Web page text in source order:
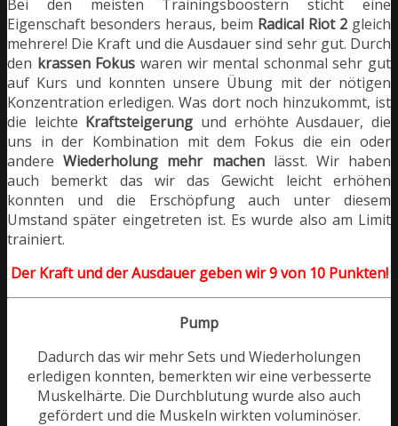
Bei den meisten Trainingsboostern sticht eine
Eigenschaft besonders heraus, beim Radical Riot 2 gleich
mehrere! Die Kraft und die Ausdauer sind sehr gut. Durch
den krassen Fokus waren wir mental schonmal sehr gut
auf Kurs und konnten unsere Übung mit der nötigen
Konzentration erledigen. Was dort noch hinzukommt, ist
die leichte Kraftsteigerung und erhöhte Ausdauer, die
uns in der Kombination mit dem Fokus die ein oder
andereWiederholung mehr machenlässt. Wir haben
auch bemerkt das wir das Gewicht leicht erhöhen
konnten und die Erschöpfung auch unter diesem
Umstand später eingetreten ist. Es wurde also am Limit
trainiert.
Der Kraft und der Ausdauer geben wir 9 von 10 Punkten!
Pump
Dadurch das wir mehr Sets und Wiederholungen
erledigen konnten, bemerkten wir eine verbesserte
Muskelhärte. Die Durchblutung wurde also auch
gefördert und die Muskeln wirkten voluminöser.